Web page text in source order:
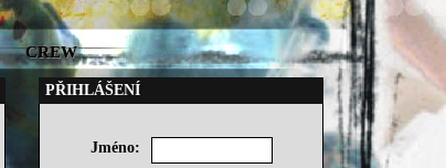
CREW
PŘIHLÁŠENÍ
Jméno: